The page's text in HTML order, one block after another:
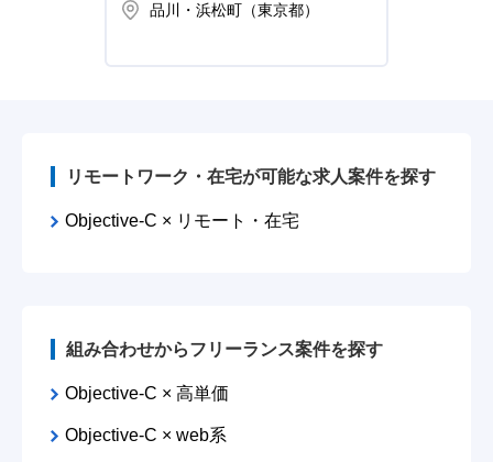
品川・浜松町（東京都）
リモートワーク・在宅が可能な求人案件を探す
Objective-C × リモート・在宅
組み合わせからフリーランス案件を探す
Objective-C × 高単価
Objective-C × web系